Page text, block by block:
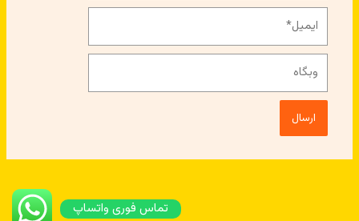
وبگاه
تماس فوری واتساپ